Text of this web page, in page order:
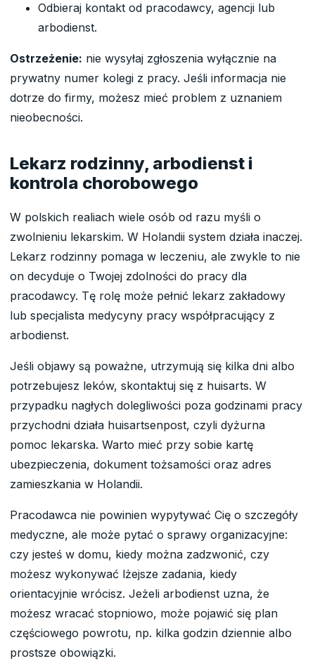
Odbieraj kontakt od pracodawcy, agencji lub
arbodienst.
Ostrzeżenie: nie wysyłaj zgłoszenia wyłącznie na
prywatny numer kolegi z pracy. Jeśli informacja nie
dotrze do firmy, możesz mieć problem z uznaniem
nieobecności.
Lekarz rodzinny, arbodienst i
kontrola chorobowego
W polskich realiach wiele osób od razu myśli o
zwolnieniu lekarskim. W Holandii system działa inaczej.
Lekarz rodzinny pomaga w leczeniu, ale zwykle to nie
on decyduje o Twojej zdolności do pracy dla
pracodawcy. Tę rolę może pełnić lekarz zakładowy
lub specjalista medycyny pracy współpracujący z
arbodienst.
Jeśli objawy są poważne, utrzymują się kilka dni albo
potrzebujesz leków, skontaktuj się z huisarts. W
przypadku nagłych dolegliwości poza godzinami pracy
przychodni działa huisartsenpost, czyli dyżurna
pomoc lekarska. Warto mieć przy sobie kartę
ubezpieczenia, dokument tożsamości oraz adres
zamieszkania w Holandii.
Pracodawca nie powinien wypytywać Cię o szczegóły
medyczne, ale może pytać o sprawy organizacyjne:
czy jesteś w domu, kiedy można zadzwonić, czy
możesz wykonywać lżejsze zadania, kiedy
orientacyjnie wrócisz. Jeżeli arbodienst uzna, że
możesz wracać stopniowo, może pojawić się plan
częściowego powrotu, np. kilka godzin dziennie albo
prostsze obowiązki.